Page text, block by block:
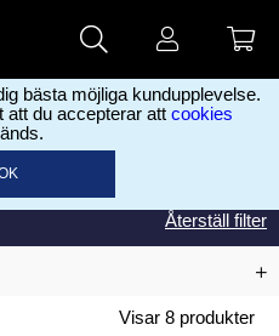
bästa möjliga kundupplevelse.
att du accepterar att cookies
> Mønstrede
Återställ filter
Visar 8 produkter